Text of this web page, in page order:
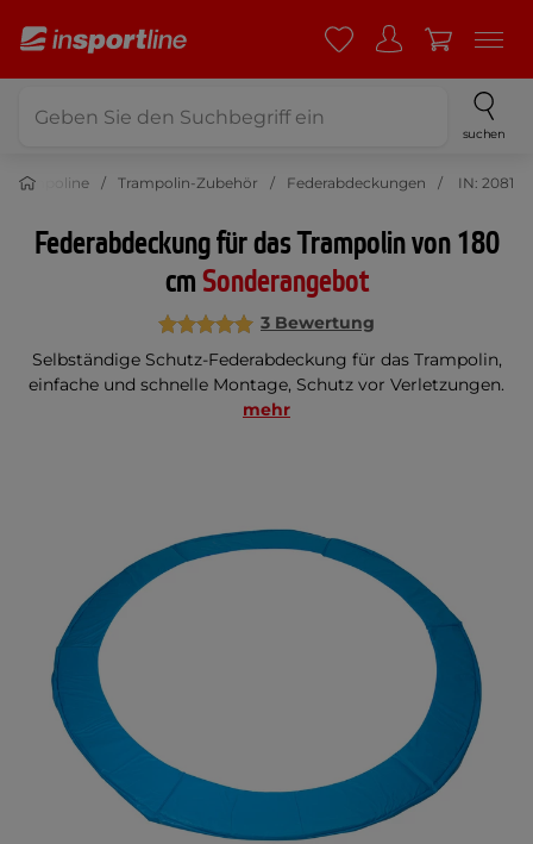
suchen
Trampoline Trampolin-Zubehör Federabdeckungen IN: 2081
Federabdeckung für das Trampolin von 180
cmSonderangebot
3 Bewertung
Selbständige Schutz-Federabdeckung für das Trampolin,
einfache und schnelle Montage, Schutz vor Verletzungen.
mehr